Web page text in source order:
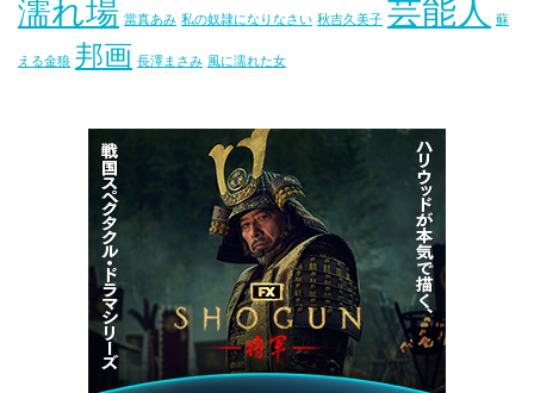
濡れ場 當真あみ 私の奴隷になりなさい 秋吉久美子 芸能人 蘇
える金狼 邦画 長澤まさみ 風に濡れた女